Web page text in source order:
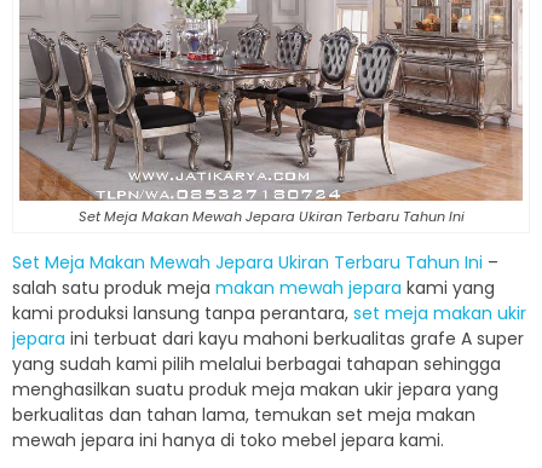
Set Meja Makan Mewah Jepara Ukiran Terbaru Tahun Ini
Set Meja Makan Mewah Jepara Ukiran Terbaru Tahun Ini –
salah satu produk meja makan mewah jepara kami yang
kami produksi lansung tanpa perantara, set meja makan ukir
jepara ini terbuat dari kayu mahoni berkualitas grafe A super
yang sudah kami pilih melalui berbagai tahapan sehingga
menghasilkan suatu produk meja makan ukir jepara yang
berkualitas dan tahan lama, temukan set meja makan
mewah jepara ini hanya di toko mebel jepara kami.